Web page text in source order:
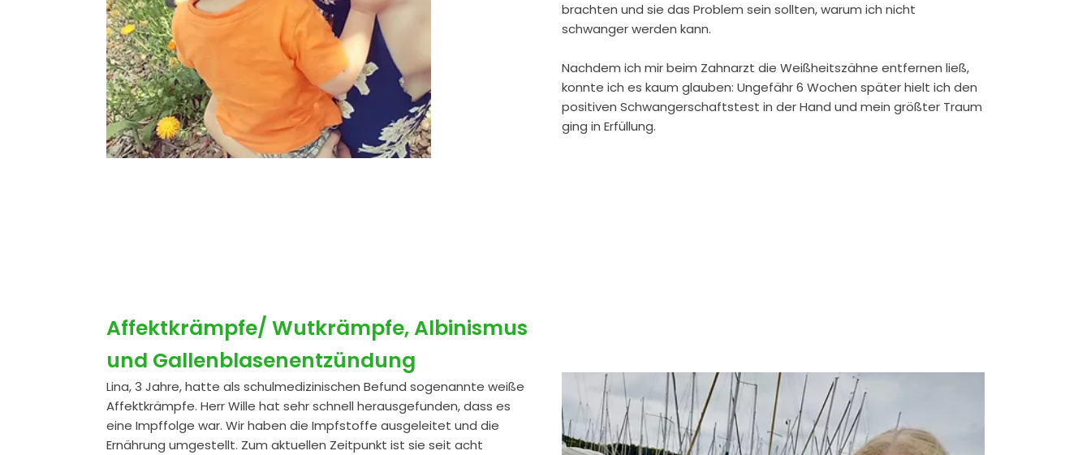
brachten und sie das Problem sein sollten, warum ich nicht
schwanger werden kann.
Nachdem ich mir beim Zahnarzt die Weißheitszähne entfernen ließ,
konnte ich es kaum glauben: Ungefähr 6 Wochen später hielt ich den
positiven Schwangerschaftstest in der Hand und mein größter Traum
ging in Erfüllung.
Affektkrämpfe/ Wutkrämpfe, Albinismus
und Gallenblasenentzündung
Lina, 3 Jahre, hatte als schulmedizinischen Befund sogenannte weiße
Affektkrämpfe. Herr Wille hat sehr schnell herausgefunden, dass es
eine Impffolge war. Wir haben die Impfstoffe ausgeleitet und die
Ernährung umgestellt. Zum aktuellen Zeitpunkt ist sie seit acht